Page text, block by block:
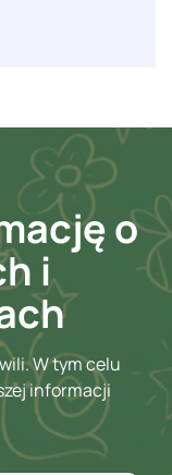
o
i
W tym celu
informacji